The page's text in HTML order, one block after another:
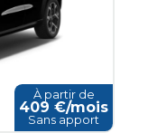
À partir de
409 €/mois
Sans apport